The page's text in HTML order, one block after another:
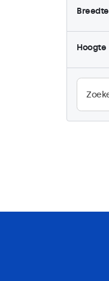
Breedte
Hoogte